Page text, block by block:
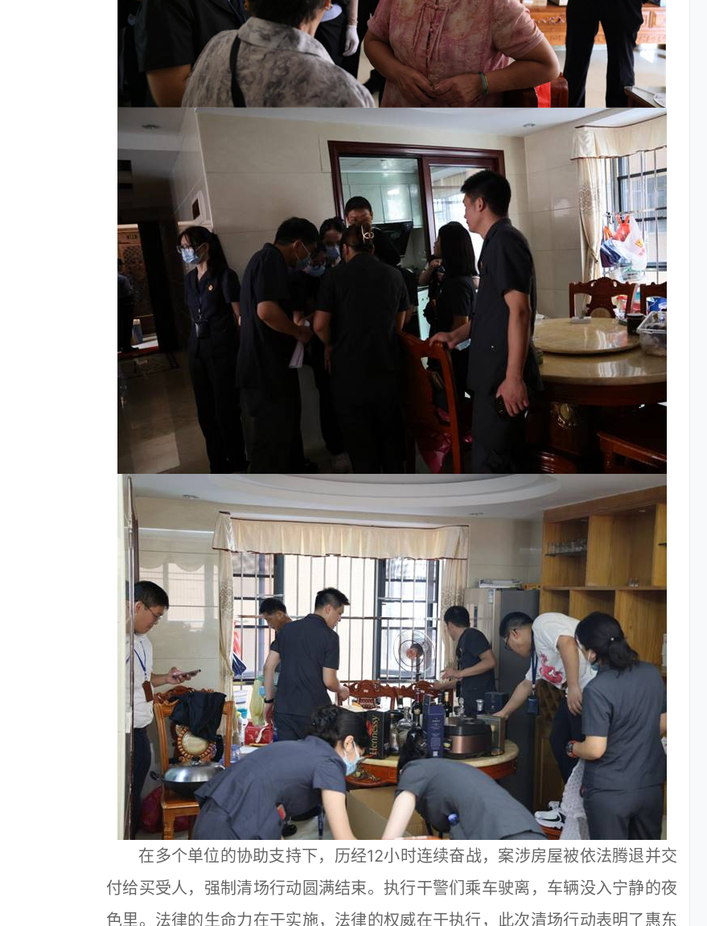
在多个单位的协助支持下，历经12小时连续奋战，案涉房屋被依法腾退并交
付给买受人，强制清场行动圆满结束。执行干警们乘车驶离，车辆没入宁静的夜
色里。法律的生命力在于实施，法律的权威在于执行，此次清场行动表明了惠东